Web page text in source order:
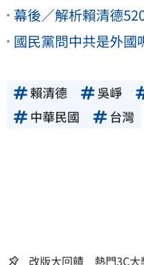
幕後／解析賴清德
國民黨問中共是外國
賴清德 吳崢
中華民國
台灣
改版大回饋 熱門3C大